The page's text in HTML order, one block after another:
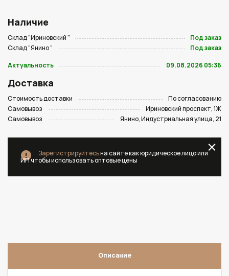
Наличие
Склад "Ириновский "
Под заказ
Склад "Янино "
Под заказ
Актуальность
09.08.2026 05:36
Доставка
Стоимость доставки
По согласованию
Самовывоз
Ириновский проспект, 1Ж
Самовывоз
Янино, Индустриальная улица, 21
Зарегистрируйтесьна сайте как юридическое лицо или
ИП чтобы использовать оптовые цены
Описание